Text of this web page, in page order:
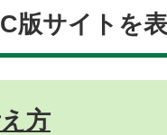
版サイトを
方